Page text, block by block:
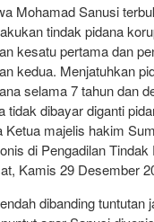
Mohamad Sanusi
tindak pidana
kesatu pertama dan
kedua. Menjatuhkan
selama 7 tahun dan
tidak dibayar diganti
Ketua majelis hakim
di Pengadilan Tindak
Kamis 29 Desember
dibanding tuntutan